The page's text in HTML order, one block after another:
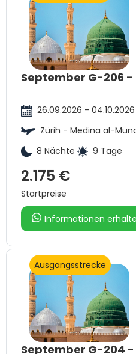
September G-206 -
26.09.2026 - 04.10.2026
Zürih - Medina al-
8 Nächte
9 Tage
2.175 €
Startpreise
Informationen
Ausgangsstrecke
September G-204 -